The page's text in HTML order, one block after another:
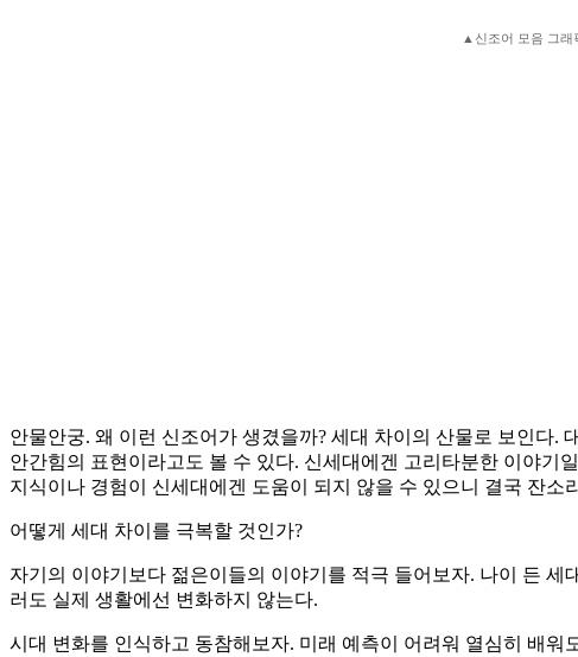
▲신조어 모음 그래
안물안궁. 왜 이런 신조어가 생겼을까? 세대 차이의 산물로 보인다.
안간힘의 표현이라고도 볼 수 있다. 신세대에겐 고리타분한 이야기
지식이나 경험이 신세대에겐 도움이 되지 않을 수 있으니 결국 잔소
어떻게 세대 차이를 극복할 것인가?
자기의 이야기보다 젊은이들의 이야기를 적극 들어보자. 나이 든
러도 실제 생활에선 변화하지 않는다.
시대 변화를 인식하고 동참해보자. 미래 예측이 어려워 열심히 배